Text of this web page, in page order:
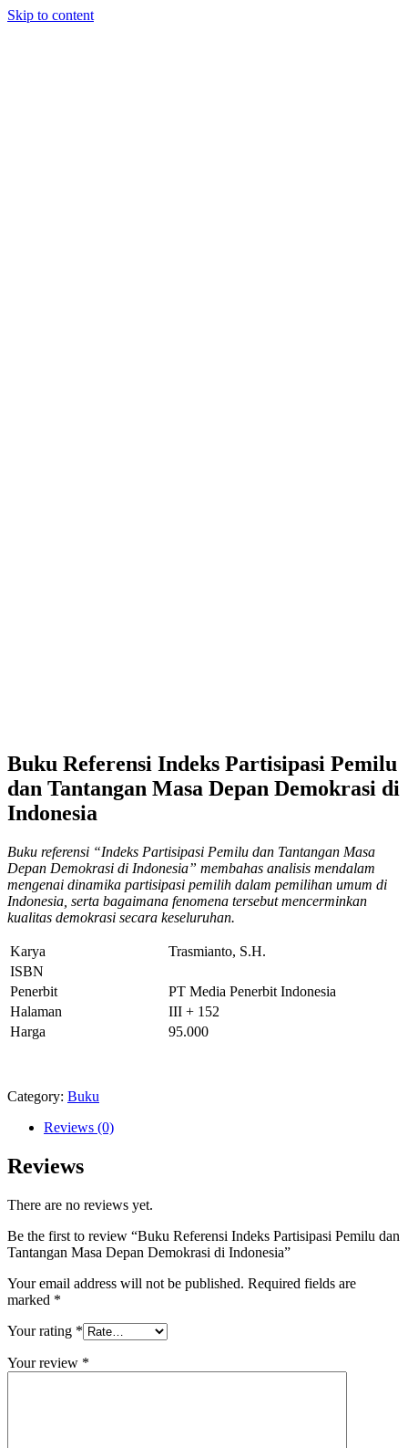
Skip to content
Buku Referensi Indeks Partisipasi Pemilu
dan Tantangan Masa Depan Demokrasi di
Indonesia
Buku referensi “Indeks Partisipasi Pemilu dan Tantangan Masa
Depan Demokrasi di Indonesia” membahas analisis mendalam
mengenai dinamika partisipasi pemilih dalam pemilihan umum di
Indonesia, serta bagaimana fenomena tersebut mencerminkan
kualitas demokrasi secara keseluruhan.
Karya
Trasmianto, S.H.
ISBN
Penerbit
PT Media Penerbit Indonesia
Halaman
III + 152
Harga
95.000
Category: Buku
Reviews (0)
Reviews
There are no reviews yet.
Be the first to review “Buku Referensi Indeks Partisipasi Pemilu dan
Tantangan Masa Depan Demokrasi di Indonesia”
Your email address will not be published. Required fields are
marked *
Your rating *
Your review *